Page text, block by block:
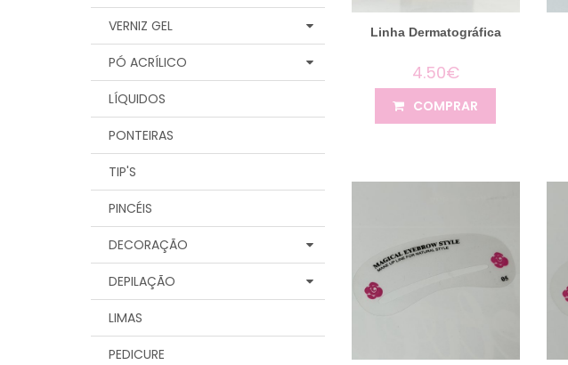
VERNIZ GEL
PÓ ACRÍLICO
LÍQUIDOS
PONTEIRAS
TIP'S
PINCÉIS
DECORAÇÃO
DEPILAÇÃO
LIMAS
PEDICURE
Linha Dermatográfica
4.50€
COMPRAR